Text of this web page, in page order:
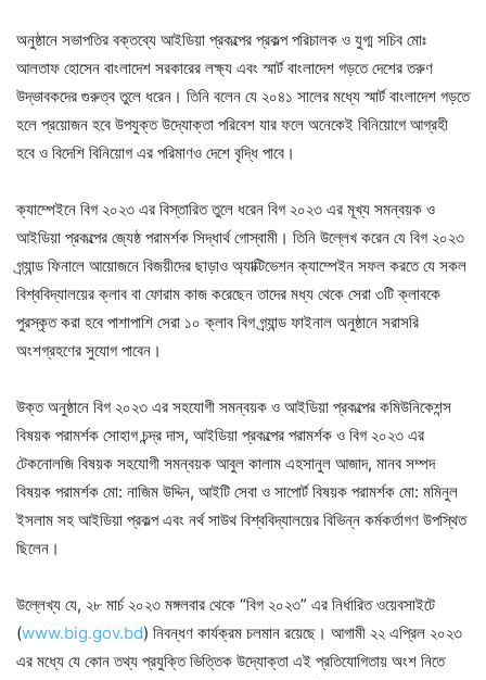
অনুষ্ঠানে সভাপতির বক্তব্যে আইডিয়া প্রকল্পের প্রকল্প পরিচালক ও যুগ্ম সচিব মোঃ
আলতাফ হোসেন বাংলাদেশ সরকারের লক্ষ্য এবং স্মার্ট বাংলাদেশ গড়তে দেশের তরুণ
উদ্ভাবকদের গুরুত্ব তুলে ধরেন। তিনি বলেন যে ২০৪১ সালের মধ্যে স্মার্ট বাংলাদেশ গড়তে
হলে প্রয়োজন হবে উপযুক্ত উদ্যোক্তা পরিবেশ যার ফলে অনেকেই বিনিয়োগে আগ্রহী
হবে ও বিদেশি বিনিয়োগ এর পরিমাণও দেশে বৃদ্ধি পাবে।
ক্যাম্পেইনে বিগ ২০২৩ এর বিস্তারিত তুলে ধরেন বিগ ২০২৩ এর মূখ্য সমন্বয়ক ও
আইডিয়া প্রকল্পের জ্যেষ্ঠ পরামর্শক সিদ্ধার্থ গোস্বামী। তিনি উল্লেখ করেন যে বিগ ২০২৩
গ্র্যান্ড ফিনালে আয়োজনে বিজয়ীদের ছাড়াও অ্যাক্টিভেশন ক্যাম্পেইন সফল করতে যে সকল
বিশ্ববিদ্যালয়ের ক্লাব বা ফোরাম কাজ করেছেন তাদের মধ্য থেকে সেরা ৩টি ক্লাবকে
পুরস্কৃত করা হবে পাশাপাশি সেরা ১০ ক্লাব বিগ গ্র্যান্ড ফাইনাল অনুষ্ঠানে সরাসরি
অংশগ্রহণের সুযোগ পাবেন।
উক্ত অনুষ্ঠানে বিগ ২০২৩ এর সহযোগী সমন্বয়ক ও আইডিয়া প্রকল্পের কমিউনিকেশন্স
বিষয়ক পরামর্শক সোহাগ চন্দ্র দাস, আইডিয়া প্রকল্পের পরামর্শক ও বিগ ২০২৩ এর
টেকনোলজি বিষয়ক সহযোগী সমন্বয়ক আবুল কালাম এহসানুল আজাদ, মানব সম্পদ
বিষয়ক পরামর্শক মো: নাজিম উদ্দিন, আইটি সেবা ও সাপোর্ট বিষয়ক পরামর্শক মো: মমিনুল
ইসলাম সহ আইডিয়া প্রকল্প এবং নর্থ সাউথ বিশ্ববিদ্যালয়ের বিভিন্ন কর্মকর্তাগণ উপস্থিত
ছিলেন।
উল্লেখ্য যে, ২৮ মার্চ ২০২৩ মঙ্গলবার থেকে “বিগ ২০২৩” এর নির্ধারিত ওয়েবসাইটে
(www.big.gov.bd) নিবন্ধণ কার্যক্রম চলমান রয়েছে। আগামী ২২ এপ্রিল ২০২৩
এর মধ্যে যে কোন তথ্য প্রযুক্তি ভিত্তিক উদ্যোক্তা এই প্রতিযোগিতায় অংশ নিতে